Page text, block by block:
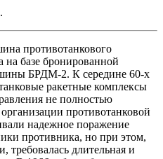
противотанкового
на базе бронированной
БРДМ-2. К середине 60-х
ракетные комплексы
не полностью
противотанковой
надежное поражение
противника, но при этом,
требовалась длительная и